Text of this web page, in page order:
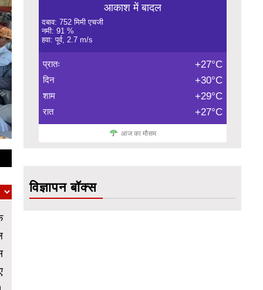
आकाश में बादल
दबाव: 752 मिमी एचजी
नमी: 91 %
हवा: पूर्व, 2.7 m/s
प्रातः +27°C
दिन +30°C
शाम +29°C
रात +27°C
आज का मौसम
विज्ञापन बॉक्स